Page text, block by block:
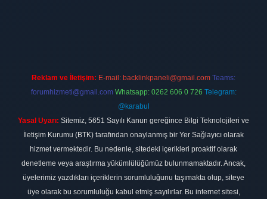
Reklam ve İletişim: E-mail: backlinkpaneli@gmail.com Teams:
forumhizmeti@gmail.com Whatsapp: 0262 606 0 726 Telegram:
@karabul
Yasal Uyarı: Sitemiz, 5651 Sayılı Kanun gereğince Bilgi Teknolojileri ve
İletişim Kurumu (BTK) tarafından onaylanmış bir Yer Sağlayıcı olarak
hizmet vermektedir. Bu nedenle, sitedeki içerikleri proaktif olarak
denetleme veya araştırma yükümlülüğümüz bulunmamaktadır. Ancak,
üyelerimiz yazdıkları içeriklerin sorumluluğunu taşımakta olup, siteye
üye olarak bu sorumluluğu kabul etmiş sayılırlar. Bu internet sitesi,